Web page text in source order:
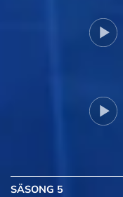
SÄSONG 5